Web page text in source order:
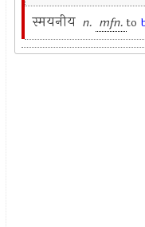
स्मयनीय n. mfn. to